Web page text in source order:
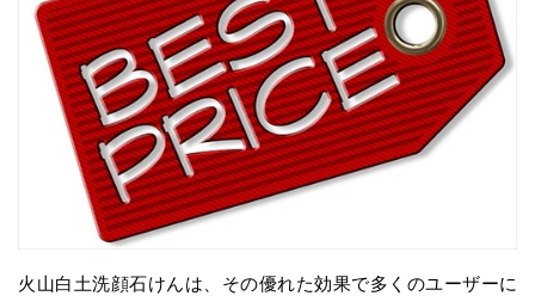
火山白土洗顔石けんは、その優れた効果で多くのユーザーに